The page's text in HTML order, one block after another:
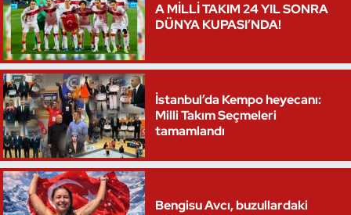
A MİLLİ TAKIM 24 YIL SONRA
DÜNYA KUPASI’NDA!
İstanbul’da Kempo heyecanı:
Milli Takım Seçmeleri
tamamlandı
Bengisu Avcı, buzullardaki
Vücut Geliştirme Fitness
Wushu Kungfu
Yelken
Yüzme